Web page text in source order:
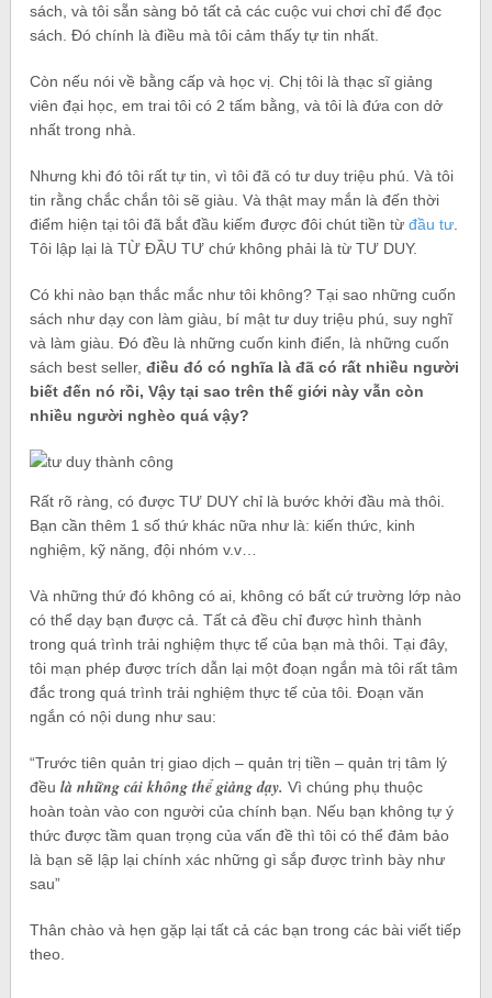
sách, và tôi sẵn sàng bỏ tất cả các cuộc vui chơi chỉ để đọc
sách. Đó chính là điều mà tôi cảm thấy tự tin nhất.
Còn nếu nói về bằng cấp và học vị. Chị tôi là thạc sĩ giảng
viên đại học, em trai tôi có 2 tấm bằng, và tôi là đứa con dở
nhất trong nhà.
Nhưng khi đó tôi rất tự tin, vì tôi đã có tư duy triệu phú. Và tôi
tin rằng chắc chắn tôi sẽ giàu. Và thật may mắn là đến thời
điểm hiện tại tôi đã bắt đầu kiếm được đôi chút tiền từđầu tư
Tôi lập lại là TỪ ĐẦU TƯ chứ không phải là từ TƯ DUY.
Có khi nào bạn thắc mắc như tôi không? Tại sao những cuốn
sách như dạy con làm giàu, bí mật tư duy triệu phú, suy nghĩ
và làm giàu. Đó đều là những cuốn kinh điển, là những cuốn
sách best seller,điều đó có nghĩa là đã có rất nhiều người
biết đến nó rồi, Vậy tại sao trên thế giới này vẫn còn
nhiều người nghèo quá vậy?
Rất rõ ràng, có được TƯ DUY chỉ là bước khởi đầu mà thôi.
Bạn cần thêm 1 số thứ khác nữa như là: kiến thức, kinh
nghiệm, kỹ năng, đội nhóm v.v…
Và những thứ đó không có ai, không có bất cứ trường lớp nào
có thể dạy bạn được cả. Tất cả đều chỉ được hình thành
trong quá trình trải nghiệm thực tế của bạn mà thôi. Tại đây,
tôi mạn phép được trích dẫn lại một đoạn ngắn mà tôi rất tâm
đắc trong quá trình trải nghiệm thực tế của tôi. Đoạn văn
ngắn có nội dung như sau:
“Trước tiên quản trị giao dịch – quản trị tiền – quản trị tâm lý
đềulà những cái không thể giảng dạy.Vì chúng phụ thuộc
hoàn toàn vào con người của chính bạn. Nếu bạn không tự ý
thức được tầm quan trọng của vấn đề thì tôi có thể đảm bảo
là bạn sẽ lập lại chính xác những gì sắp được trình bày như
sau”
Thân chào và hẹn gặp lại tất cả các bạn trong các bài viết tiếp
theo.